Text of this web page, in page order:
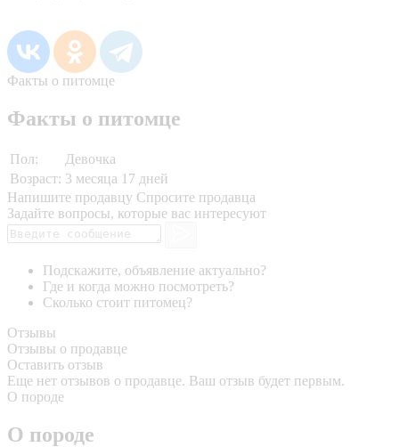
Факты о питомце
Факты о питомце
Пол:
Девочка
Возраст: 3 месяца 17 дней
Напишите продавцу Спросите продавца
Задайте вопросы, которые вас интересуют
Подскажите, объявление актуально?
Где и когда можно посмотреть?
Сколько стоит питомец?
Отзывы
Отзывы о продавце
Оставить отзыв
Еще нет отзывов о продавце. Ваш отзыв будет первым.
О породе
О породе